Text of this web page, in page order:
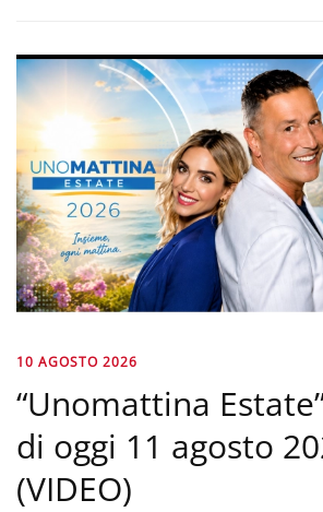
10 AGOSTO 2026
“Unomattina
di oggi 11 agosto
(VIDEO)